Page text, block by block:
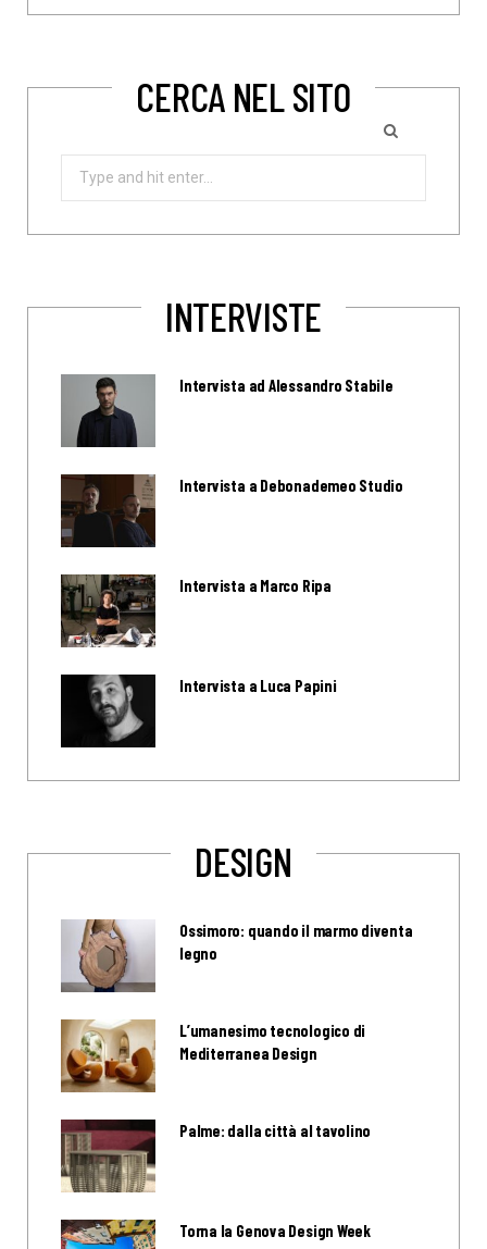
CERCA NEL SITO
Search
INTERVISTE
Intervista ad Alessandro Stabile
Intervista a Debonademeo Studio
Intervista a Marco Ripa
Intervista a Luca Papini
DESIGN
Ossimoro: quando il marmo diventa
legno
L’umanesimo tecnologico di
Mediterranea Design
Palme: dalla città al tavolino
Torna la Genova Design Week